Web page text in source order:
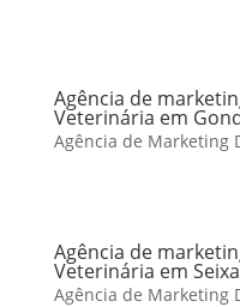
Agência de
Veterinária em
Agência de Marketing
Agência de
Veterinária em
Agência de Marketing